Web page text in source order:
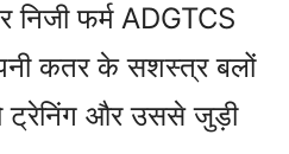
निजी फर्म ADGTCS
कतर के सशस्त्र बलों
ट्रेनिंग और उससे जुड़ी